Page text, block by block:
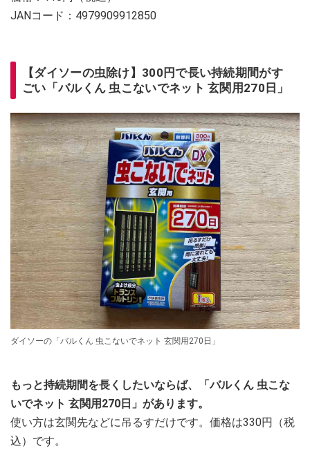
JANコード：4979909912850
【ダイソーの虫除け】300円で長い持続期間がす
ごい「バルくん 虫こないでネット 玄関用270日」
ダイソーの「バルくん 虫こないでネット 玄関用270日」
もっと持続期間を長くしたいならば、「バルくん 虫こな
いでネット 玄関用270日」があります。
使い方は玄関先などに吊るすだけです。価格は330円（税
込）です。